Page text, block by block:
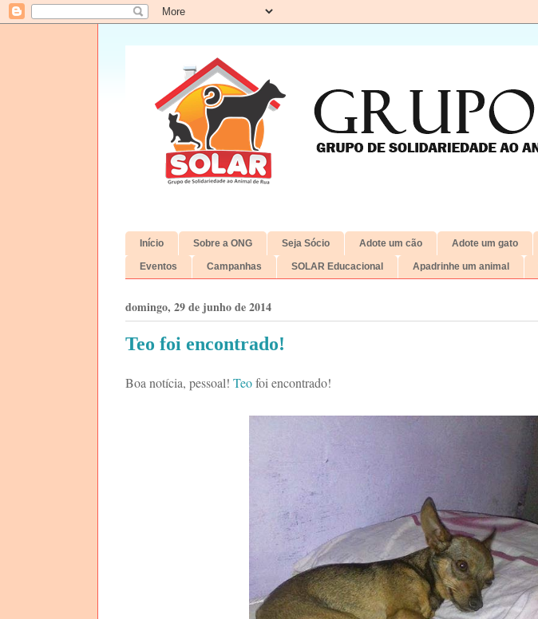
Início Sobre a ONG Seja Sócio Adote um cão Adote um gato
Eventos Campanhas SOLAR Educacional Apadrinhe um animal
domingo, 29 de junho de 2014
Teo foi encontrado!
Boa notícia, pessoal! Teofoi encontrado!